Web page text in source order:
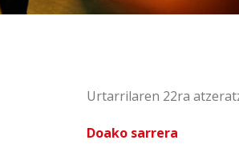
Urtarrilaren 22ra
Doako sarrera